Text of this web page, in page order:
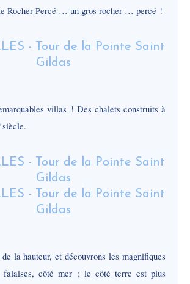
Rocher Percé … un gros rocher … percé !
villas ! Des chalets construits à
siècle.
la hauteur, et découvrons les magnifiques
falaises, côté mer ; le côté terre est plus